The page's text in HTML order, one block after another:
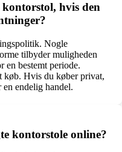
hvis den
Nogle
tilbyder muligheden
en bestemt periode.
køb. Hvis du køber privat,
en endelig handel.
kontorstole online?